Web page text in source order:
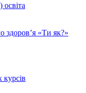
здоров’я «Ти як?»
курсів